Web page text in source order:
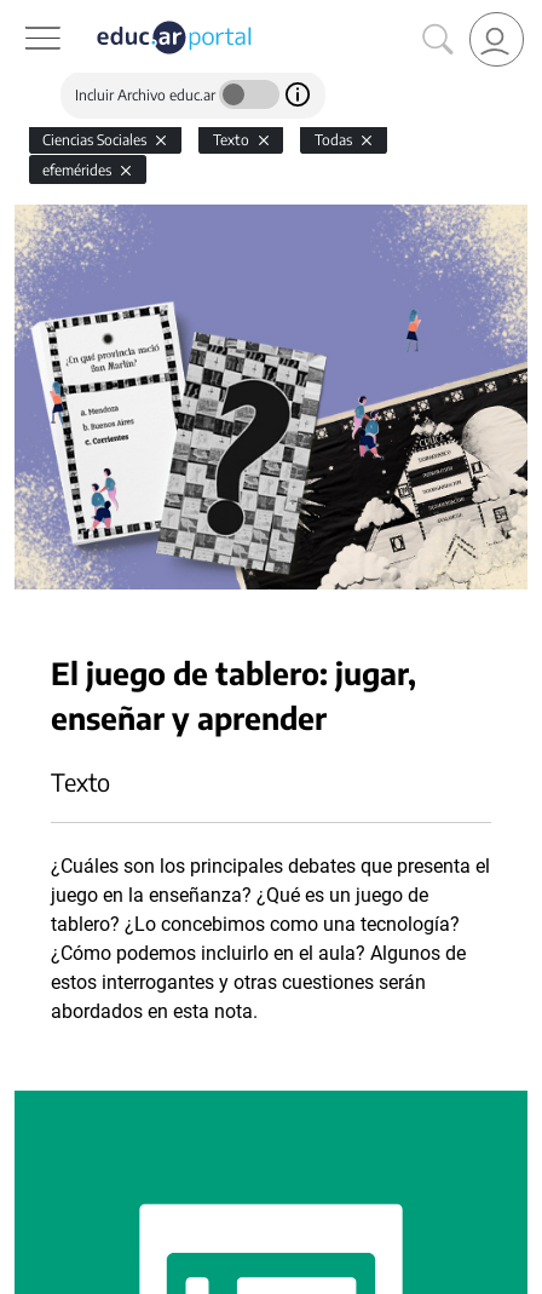
Incluir Archivo educ.ar
Ciencias Sociales Texto
Todas
efemérides
El juego de tablero: jugar,
enseñar y aprender
Texto
¿Cuáles son los principales debates que presenta el
juego en la enseñanza? ¿Qué es un juego de
tablero? ¿Lo concebimos como una tecnología?
¿Cómo podemos incluirlo en el aula? Algunos de
estos interrogantes y otras cuestiones serán
abordados en esta nota.